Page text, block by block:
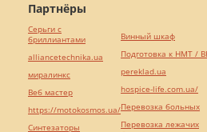
Партнёры
Серьги с
бриллиантами
alliancetechnika.ua
миралинкс
Веб мастер
https://motokosmos.ua/
Синтезаторы
Винный шкаф
Подготовка к НМТ /
pereklad.ua
hospice-life.com.ua/
Перевозка больных
Перевозка лежачих